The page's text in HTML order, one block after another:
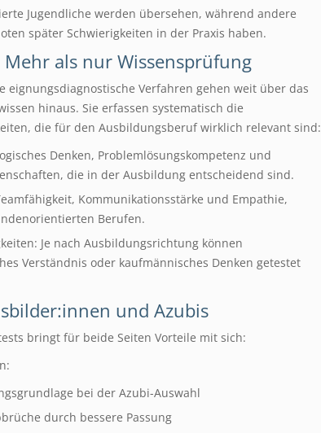
Jugendliche werden übersehen, während andere
später Schwierigkeiten in der Praxis haben.
Mehr als nur Wissensprüfung
eignungsdiagnostische Verfahren gehen weit über das
hinaus. Sie erfassen systematisch die
die für den Ausbildungsberuf wirklich relevant sind:
Denken, Problemlösungskompetenz und
die in der Ausbildung entscheidend sind.
Kommunikationsstärke und Empathie,
Berufen.
Je nach Ausbildungsrichtung können
Verständnis oder kaufmännisches Denken getestet
und Azubis
bringt für beide Seiten Vorteile mit sich:
bei der Azubi-Auswahl
durch bessere Passung